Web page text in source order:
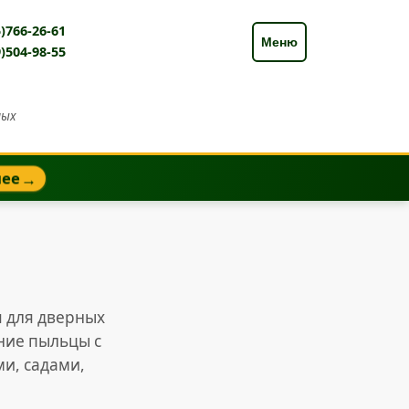
26-61
98-55
Меню
→
для дверных
пыльцы с
садами,